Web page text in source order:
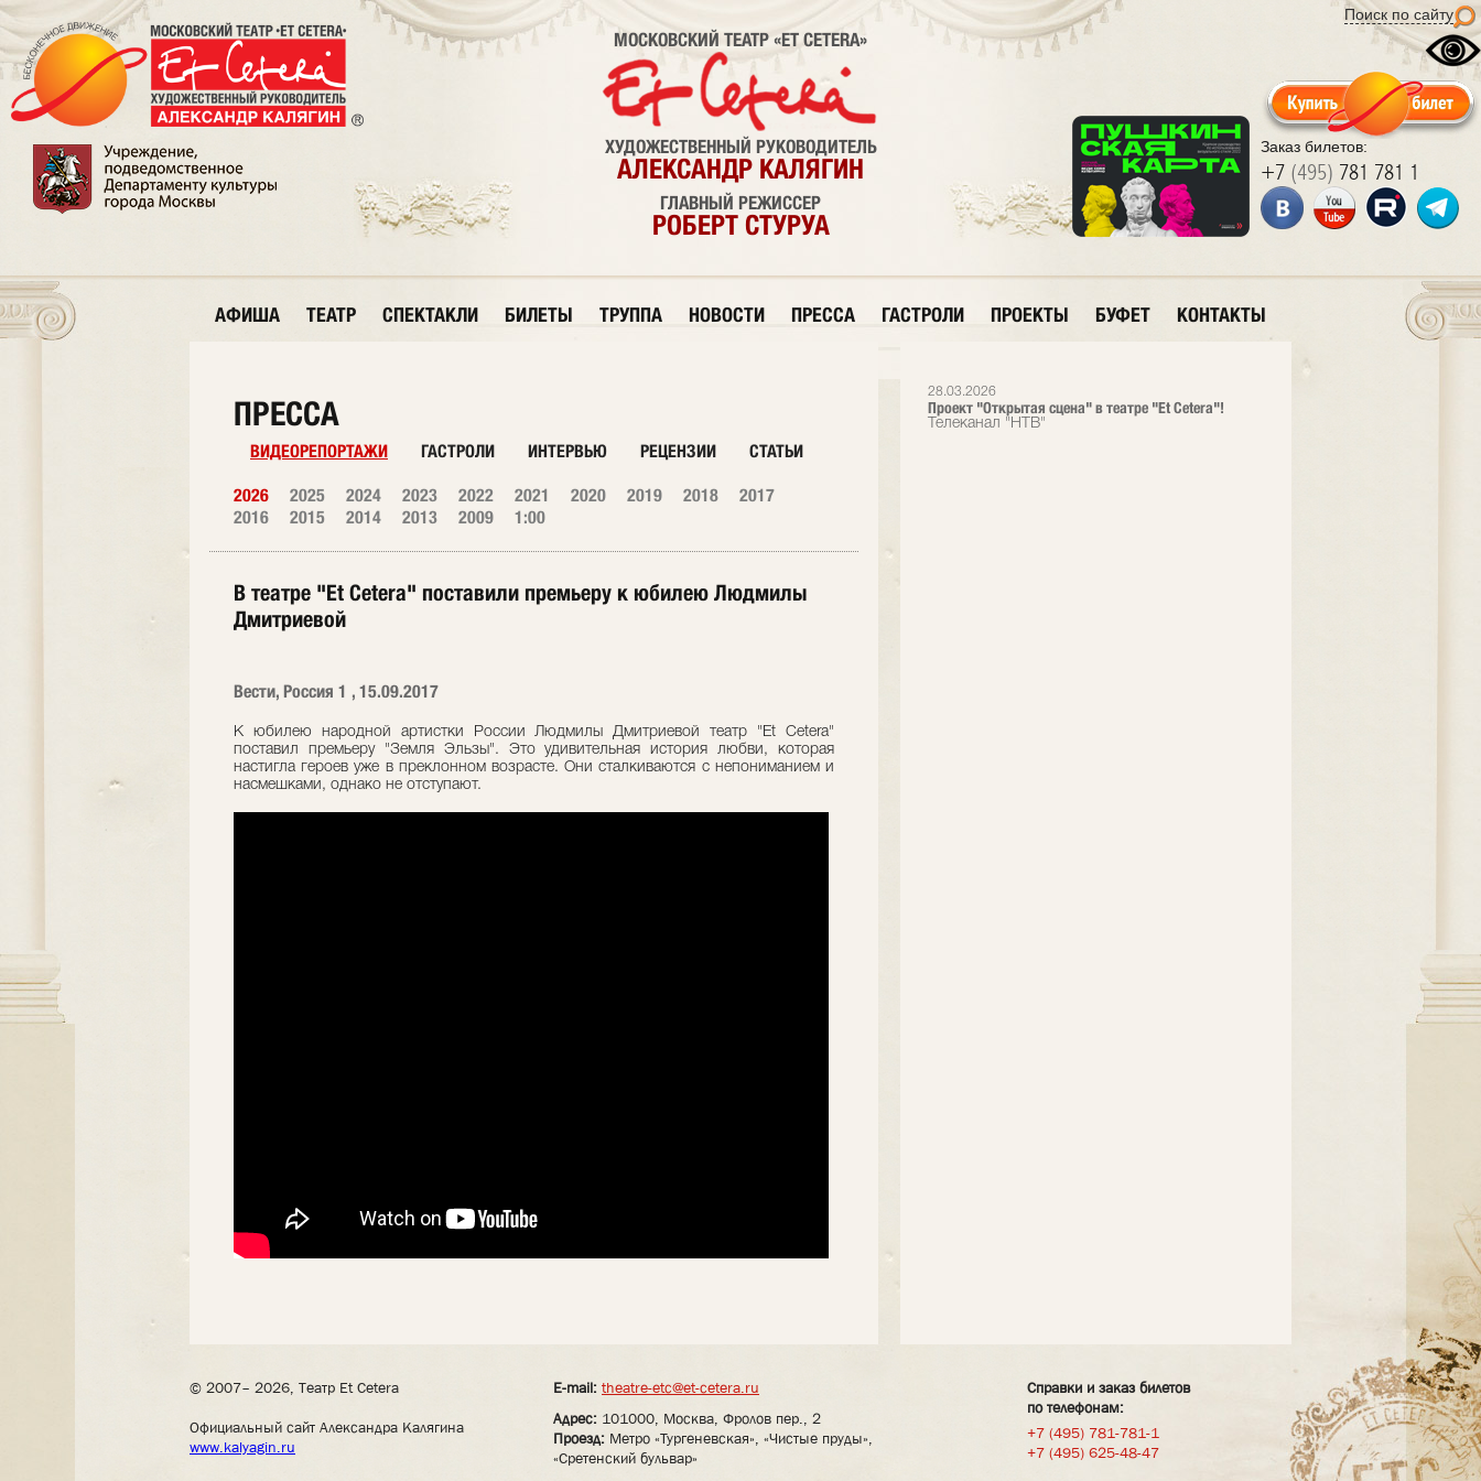
Поиск по сайту
Заказ билетов:
+7 (495) 781 781 1
МОСКОВСКИЙ ТЕАТР «ET CETERA»
ХУДОЖЕСТВЕННЫЙ РУКОВОДИТЕЛЬ
АЛЕКСАНДР КАЛЯГИН
ГЛАВНЫЙ РЕЖИССЕР
РОБЕРТ СТУРУА
АФИША ТЕАТР СПЕКТАКЛИ БИЛЕТЫ ТРУППА НОВОСТИ ПРЕССА ГАСТРОЛИ ПРОЕКТЫ БУФЕТ КОНТАКТЫ
28.03.2026
Проект "Открытая сцена" в театре "Et Cetera"!
Телеканал "НТВ"
ПРЕССА
ВИДЕОРЕПОРТАЖИ ГАСТРОЛИ ИНТЕРВЬЮ РЕЦЕНЗИИ СТАТЬИ
2026 2025 2024 2023 2022 2021 2020 2019 2018
2017
2016
2015 2014 2013 2009 1:00
В театре "Et Cetera" поставили премьеру к юбилею Людмилы
Дмитриевой
Вести, Россия 1 , 15.09.2017
К юбилею народной артистки России Людмилы Дмитриевой театр "Et Cetera"
поставил премьеру "Земля Эльзы". Это удивительная история любви, которая
настигла героев уже в преклонном возрасте. Они сталкиваются с непониманием и
насмешками, однако не отступают.
© 2007– 2026, Театр Et Cetera
Официальный сайт Александра Калягина
www.kalyagin.ru
E-mail: theatre-etc@et-cetera.ru
Адрес: 101000, Москва, Фролов пер., 2
Проезд: Метро «Тургеневская», «Чистые пруды»,
«Сретенский бульвар»
Справки и заказ билетов
по телефонам:
+7 (495) 781-781-1
+7 (495) 625-48-47